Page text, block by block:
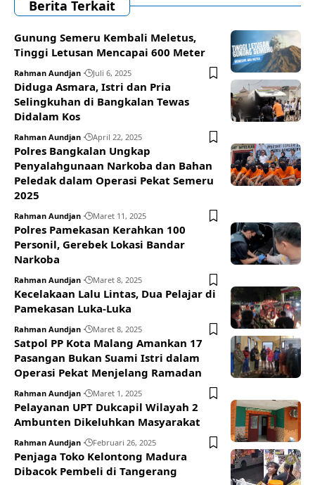
Berita Terkait
Gunung Semeru Kembali Meletus,
Tinggi Letusan Mencapai 600 Meter
Rahman Aundjan Juli 6, 2025
Diduga Asmara, Istri dan Pria
Selingkuhan di Bangkalan Tewas
Didalam Kos
Rahman Aundjan April 22, 2025
Polres Bangkalan Ungkap
Penyalahgunaan Narkoba dan Bahan
Peledak dalam Operasi Pekat Semeru
2025
Rahman Aundjan Maret 11, 2025
Polres Pamekasan Kerahkan 100
Personil, Gerebek Lokasi Bandar
Narkoba
Rahman Aundjan Maret 8, 2025
Kecelakaan Lalu Lintas, Dua Pelajar di
Pamekasan Luka-Luka
Rahman Aundjan Maret 8, 2025
Satpol PP Kota Malang Amankan 17
Pasangan Bukan Suami Istri dalam
Operasi Pekat Menjelang Ramadan
Rahman Aundjan Maret 1, 2025
Pelayanan UPT Dukcapil Wilayah 2
Ambunten Dikeluhkan Masyarakat
Rahman Aundjan Februari 26, 2025
Penjaga Toko Kelontong Madura
Dibacok Pembeli di Tangerang